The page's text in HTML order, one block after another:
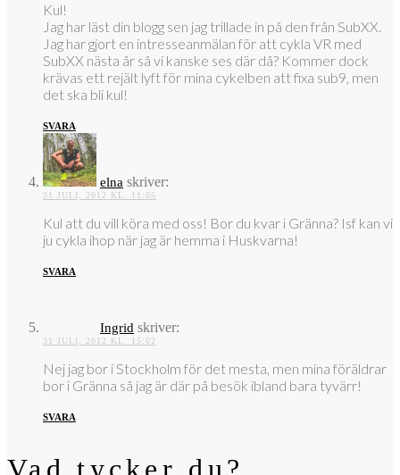
Kul!
Jag har läst din blogg sen jag trillade in på den från SubXX.
Jag har gjort en intresseanmälan för att cykla VR med
SubXX nästa år så vi kanske ses där då? Kommer dock
krävas ett rejält lyft för mina cykelben att fixa sub9, men
det ska bli kul!
SVARA
elna skriver:
31 JULI, 2012 KL. 11:05
Kul att du vill köra med oss! Bor du kvar i Gränna? Isf kan vi
ju cykla ihop när jag är hemma i Huskvarna!
SVARA
Ingrid skriver:
31 JULI, 2012 KL. 15:02
Nej jag bor i Stockholm för det mesta, men mina föräldrar
bor i Gränna så jag är där på besök ibland bara tyvärr!
SVARA